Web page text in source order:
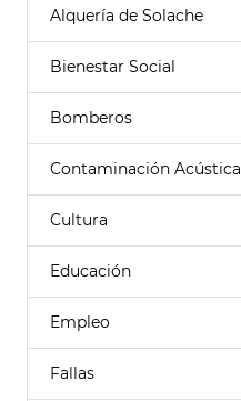
Alquería de Solache
Bienestar Social
Bomberos
Contaminación Acústica
Cultura
Educación
Empleo
Fallas